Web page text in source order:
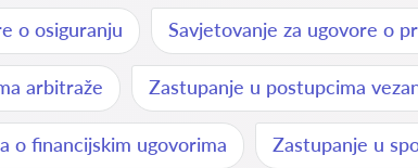
o osiguranju Savjetovanje za ugovore o
arbitraže Zastupanje u postupcima
o financijskim ugovorima Zastupanje u